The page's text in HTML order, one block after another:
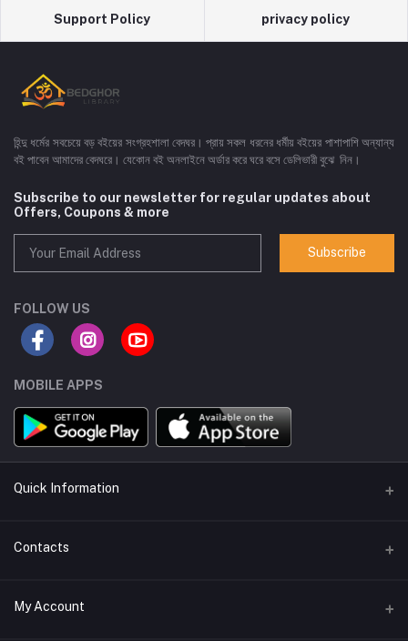
Support Policy privacy policy
হিন্দু ধর্মের সবচেয়ে বড় বইয়ের সংগ্রহশালা বেদঘর। প্রায় সকল ধরনের ধর্মীয় বইয়ের পাশাপাশি অন্যান্য
বই পাবেন আমাদের বেদঘরে। যেকোন বই অনলাইনে অর্ডার করে ঘরে বসে ডেলিভারী বুঝে নিন।
Subscribe to our newsletter for regular updates about
Offers, Coupons & more
Subscribe
FOLLOW US
MOBILE APPS
Quick Information
Seller Policy Pages
Support Policy Page
Contacts
Address
My Account